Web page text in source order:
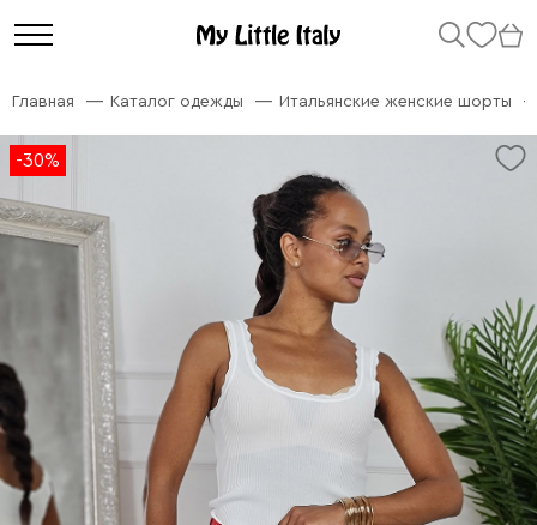
Главная Каталог одежды Итальянские женские шорты
-30%
-30%